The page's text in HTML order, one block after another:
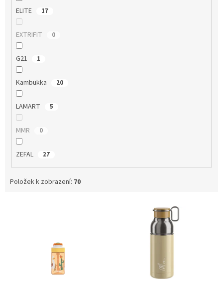
ELITE 17
EXTRIFIT 0
G21 1
Kambukka 20
LAMART 5
MMR 0
ZEFAL 27
Položek k zobrazení: 70